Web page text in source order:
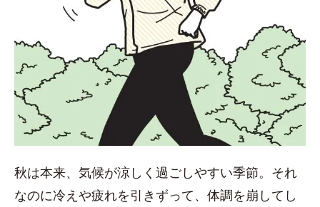
秋は本来、気候が涼しく過ごしやすい季節。それ
なのに冷えや疲れを引きずって、体調を崩してし